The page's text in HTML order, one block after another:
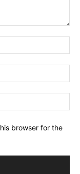
browser for the